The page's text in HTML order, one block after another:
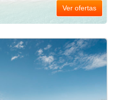
Ver ofertas